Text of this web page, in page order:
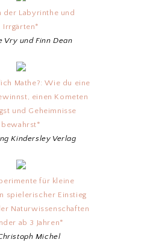
der Labyrinthe und
Irrgärten*
Vry und Finn Dean
Mathe?: Wie du eine
einen Kometen
und Geheimnisse
bewahrst*
Kindersley Verlag
für kleine
spielerischer Einstieg
Naturwissenschaften
ab 3 Jahren*
Michel